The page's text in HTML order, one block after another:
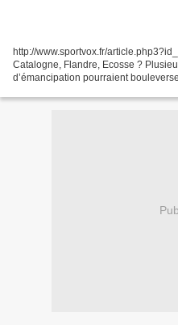
http://www.sportvox.fr/
Catalogne, Flandre, Ecosse ?
d’émancipation pourraient